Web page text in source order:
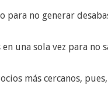
para no generar
una sola vez para no
más cercanos,